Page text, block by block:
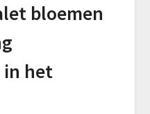
bloemen
in het